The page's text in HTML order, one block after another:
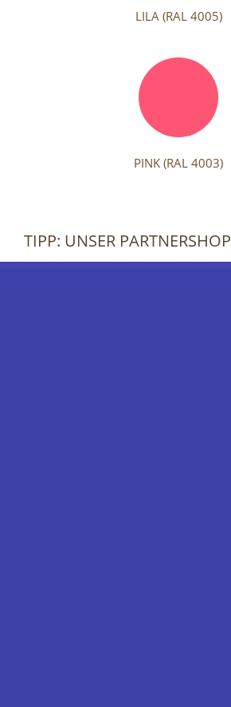
LILA (RAL 4005)
PINK (RAL 4003)
TIPP: UNSER PARTNERSHOP